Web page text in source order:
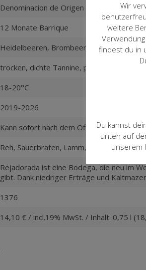
Denominacion de Origen (DO) –
12 Monate Barrique
Heidelbeeren, Brombeeren, dezente
trocken, dichte Tannine, präsente Säure,
18-20°C
2019-2026
Kann sofort nach dem Öffnen serviert
Reh, Sauerbraten, Lamm, Wachtel,
Rejadorada ist eine Bodega, die neu im
gibt. Dank niedriger Erträge und
1376
14,10 € / incl.19% MwSt. / Inhalt: 0,75 l
Wir
weitere
findest du in
Du kannst
unten auf
unserem